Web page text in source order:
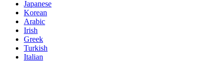
Japanese
Korean
Arabic
Irish
Greek
Turkish
Italian